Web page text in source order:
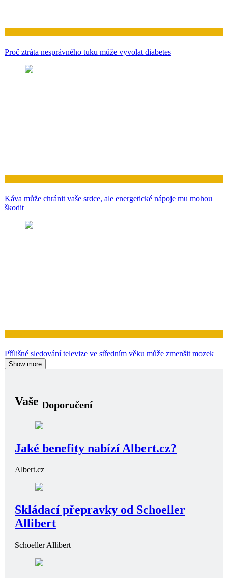
Proč ztráta nesprávného tuku může vyvolat diabetes
Káva může chránit vaše srdce, ale energetické nápoje mu mohou
škodit
Přílišné sledování televize ve středním věku může zmenšit mozek
Show more
Vaše Doporučení
Jaké benefity nabízí Albert.cz?
Albert.cz
Skládací přepravky od Schoeller
Allibert
Schoeller Allibert